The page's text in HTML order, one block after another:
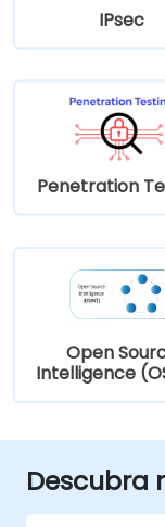
IPsec
Penetration
Open
Intelligence
Descubra